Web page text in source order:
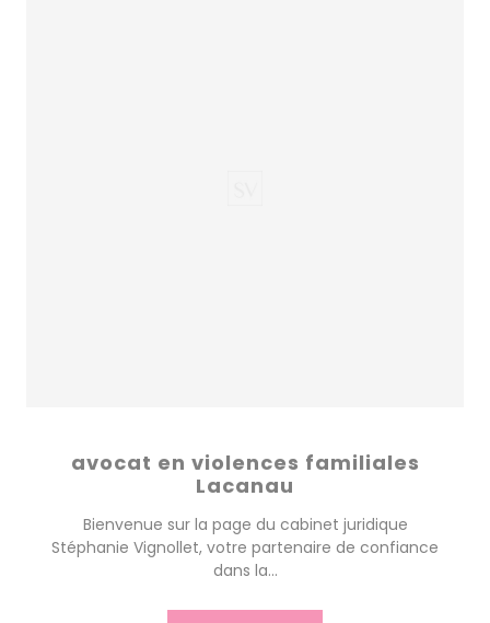
avocat en violences familiales
Lacanau
Bienvenue sur la page du cabinet juridique
Stéphanie Vignollet, votre partenaire de confiance
dans la...